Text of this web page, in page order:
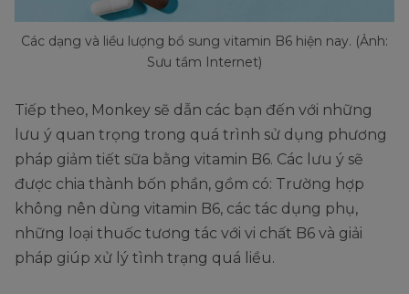
Các dạng và liều lượng bổ sung vitamin B6 hiện nay. (Ảnh:
Sưu tầm Internet)
Tiếp theo, Monkey sẽ dẫn các bạn đến với những
lưu ý quan trọng trong quá trình sử dụng phương
pháp giảm tiết sữa bằng vitamin B6. Các lưu ý sẽ
được chia thành bốn phần, gồm có: Trường hợp
không nên dùng vitamin B6, các tác dụng phụ,
những loại thuốc tương tác với vi chất B6 và giải
pháp giúp xử lý tình trạng quá liều.